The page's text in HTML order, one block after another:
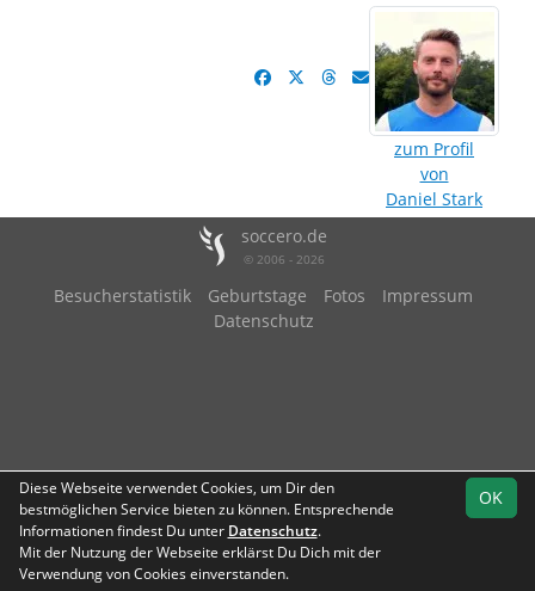
zum Profil
von
Daniel Stark
soccero.de
© 2006 - 2026
Besucherstatistik Geburtstage Fotos
Impressum
Datenschutz
OK
Diese Webseite verwendet Cookies, um Dir den
bestmöglichen Service bieten zu können. Entsprechende
Informationen findest Du unter Datenschutz.
Mit der Nutzung der Webseite erklärst Du Dich mit der
Verwendung von Cookies einverstanden.